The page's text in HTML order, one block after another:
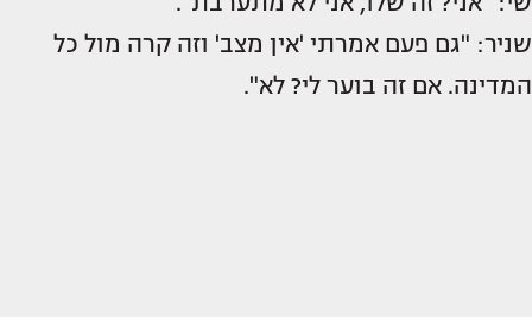
שניר: "גם פעם אמרתי 'אין מצב' וזה קרה מול כל
המדינה. אם זה בוער לי? לא".